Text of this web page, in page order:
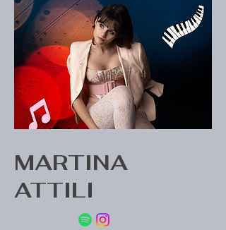
MARTINA
ATTILI